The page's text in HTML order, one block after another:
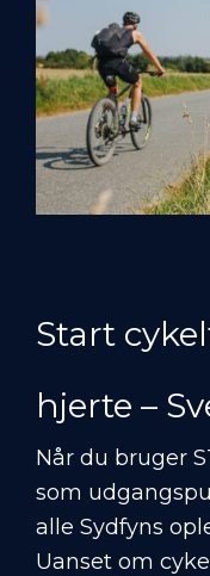
Start
hjerte –
Når du bruger
som
alle Sydfyns
Uanset om